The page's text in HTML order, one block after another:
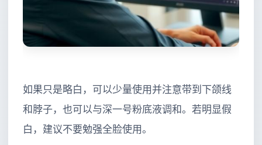
如果只是略白，可以少量使用并注意带到下颌线
和脖子，也可以与深一号粉底液调和。若明显假
白，建议不要勉强全脸使用。